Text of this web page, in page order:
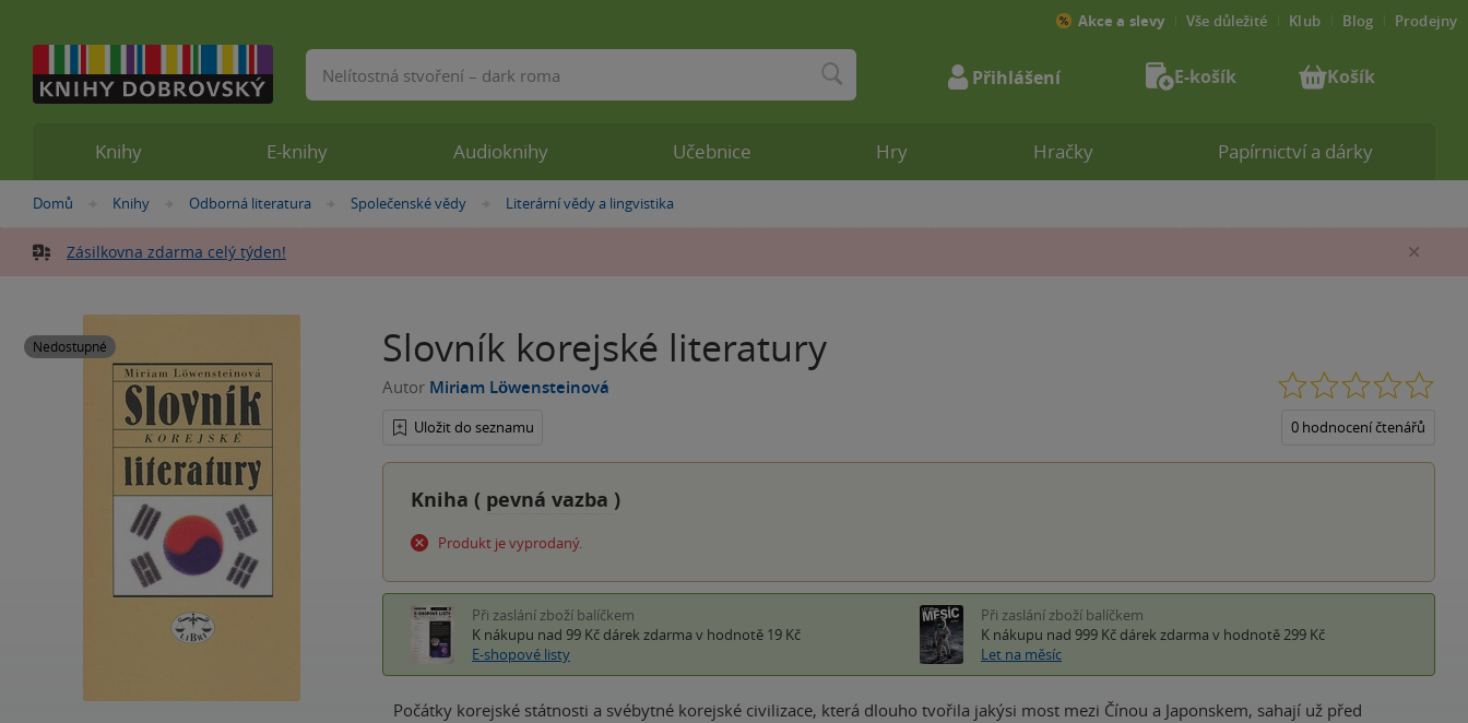
Nacházíte
zde:
Domů »
Knihy »
Odborná literatura »
Společenské vědy »
Literární vědy a lingvistika
Zásilkovna zdarma celý týden!
Nedostupné Slovník korejské literatury
Autor Miriam Löwensteinová
Uložit do seznamu 0 hodnocení čtenářů
Kniha ( pevná vazba )
Produkt je vyprodaný.
Při zaslání zboží balíčkem
K nákupu nad 99 Kč dárek zdarma v hodnotě 19 Kč
E-shopové listy
Při zaslání zboží balíčkem
K nákupu nad 999 Kč dárek zdarma v hodnotě 299 Kč
Let na měsíc
Počátky korejské státnosti a svébytné korejské civilizace, která dlouho tvořila jakýsi most mezi Čínou a Japonskem, sahají už před
Knihy E-knihy Audioknihy Učebnice Hry Hračky Papírnictví a dárky
Akce a slevy Vše důležité Klub Blog Prodejny
Vyhledávání Přihlášení E-košík Košík